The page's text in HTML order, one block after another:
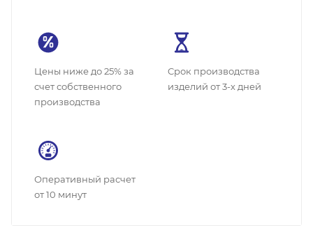
Цены ниже до 25% за
счет собственного
производства
Cрок производства
изделий от 3-х дней
Оперативный расчет
от 10 минут